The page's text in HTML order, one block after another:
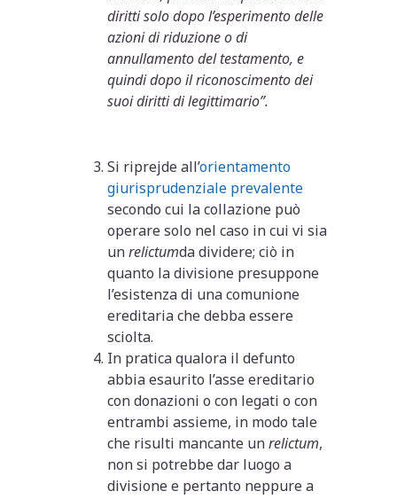
diritti solo dopo l’esperimento delle
azioni di riduzione o di
annullamento del testamento, e
quindi dopo il riconoscimento dei
suoi diritti di legittimario”.
Si riprejde all’orientamento
giurisprudenziale prevalente
secondo cui la collazione può
operare solo nel caso in cui vi sia
unrelictumda dividere; ciò in
quanto la divisione presuppone
l’esistenza di una comunione
ereditaria che debba essere
sciolta.
In pratica qualora il defunto
abbia esaurito l’asse ereditario
con donazioni o con legati o con
entrambi assieme, in modo tale
che risulti mancante unrelictum,
non si potrebbe dar luogo a
divisione e pertanto neppure a